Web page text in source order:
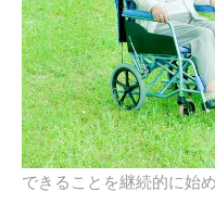
できることを継続的に始